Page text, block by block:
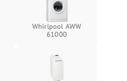
Whirlpool AWW
61000